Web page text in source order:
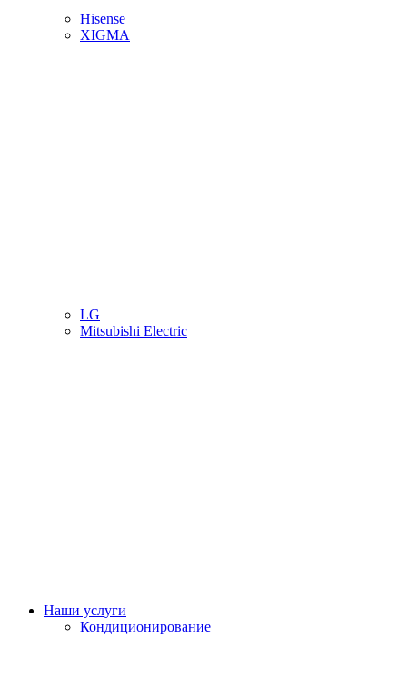
Hisense
XIGMA
LG
Mitsubishi Electric
Наши услуги
Кондиционирование